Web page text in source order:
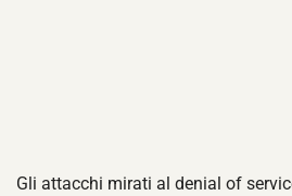
Gli attacchi mirati al denial of